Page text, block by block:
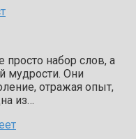
набор слов, а
мудрости. Они
отражая опыт,
из…